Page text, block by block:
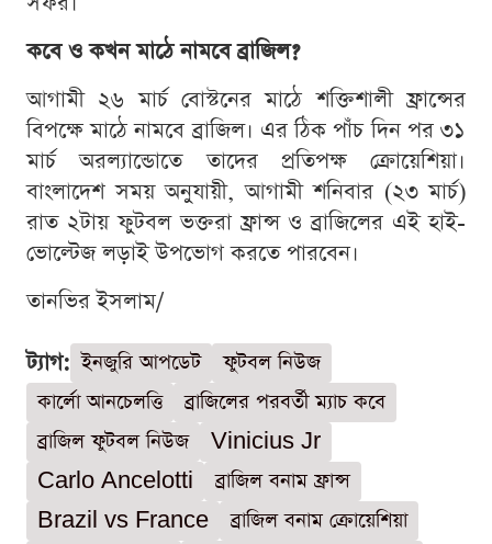
কবে ও কখন মাঠে নামবে ব্রাজিল?
আগামী ২৬ মার্চ বোস্টনের মাঠে শক্তিশালী ফ্রান্সের
বিপক্ষে মাঠে নামবে ব্রাজিল। এর ঠিক পাঁচ দিন পর ৩১
মার্চ অরল্যান্ডোতে তাদের প্রতিপক্ষ ক্রোয়েশিয়া।
বাংলাদেশ সময় অনুযায়ী, আগামী শনিবার (২৩ মার্চ)
রাত ২টায় ফুটবল ভক্তরা ফ্রান্স ও ব্রাজিলের এই হাই-
ভোল্টেজ লড়াই উপভোগ করতে পারবেন।
তানভির ইসলাম/
ট্যাগ: ইনজুরি আপডেট
ফুটবল নিউজ
কার্লো আনচেলত্তি
ব্রাজিলের পরবর্তী ম্যাচ কবে
ব্রাজিল ফুটবল নিউজ
Vinicius Jr
Carlo Ancelotti
ব্রাজিল বনাম ফ্রান্স
Brazil vs France
ব্রাজিল বনাম ক্রোয়েশিয়া